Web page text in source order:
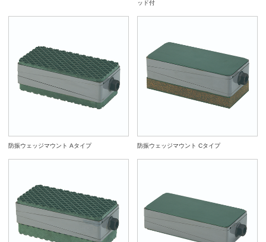
ッド付
防振ウェッジマウント Aタイプ 防振ウェッジマウント Cタイプ